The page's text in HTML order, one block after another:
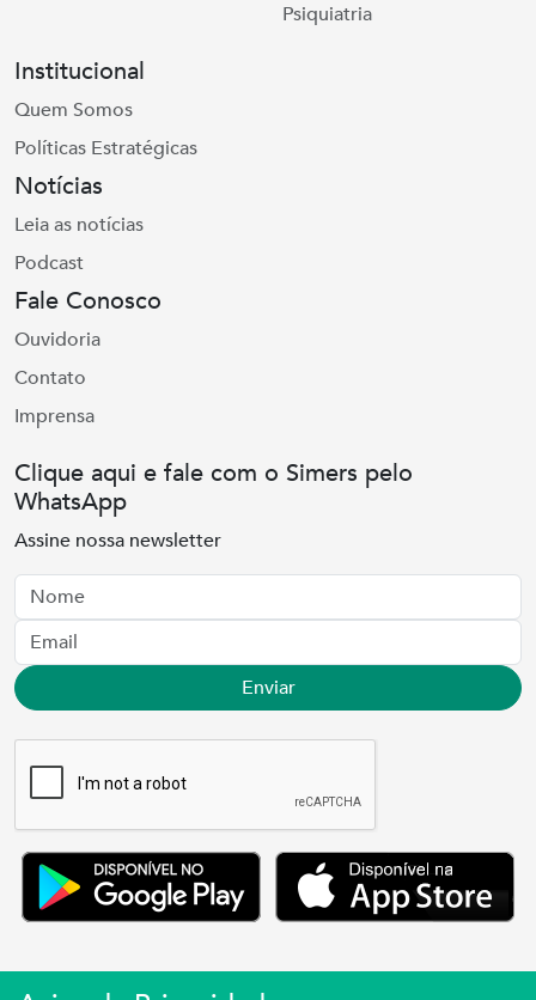
Psiquiatria
Institucional
Quem Somos
Políticas Estratégicas
Notícias
Leia as notícias
Podcast
Fale Conosco
Ouvidoria
Contato
Imprensa
Clique aqui e fale com o Simers pelo
WhatsApp
Assine nossa newsletter
Nome
Email
Enviar